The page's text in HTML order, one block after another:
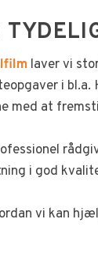
laver vi
i bl.a.
med at
i god
vi kan